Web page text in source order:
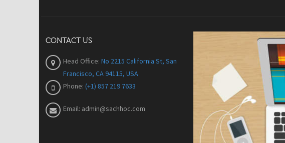
CONTACT US
Head Office: No 2215 California St, San
Francisco, CA 94115, USA
Phone: (+1) 857 219 7633
Email: admin@sachhoc.com